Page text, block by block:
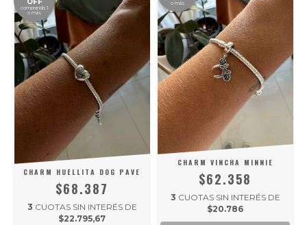
comprando 1
o más
CHARM HUELLITA DOG PAVE
$68.387
3 CUOTAS SIN INTERÉS DE
$22.795,67
o más
CHARM VINCHA MINNIE
$62.358
3 CUOTAS SIN INTERÉS DE
$20.786